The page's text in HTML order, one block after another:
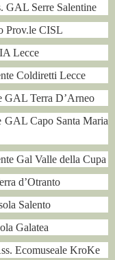
Serre Salentine
CISL
Lecce
Terra D’Arneo
Capo Santa Maria
Valle della Cupa
Salento
KroKe